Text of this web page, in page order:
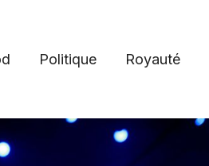
Politique Royauté